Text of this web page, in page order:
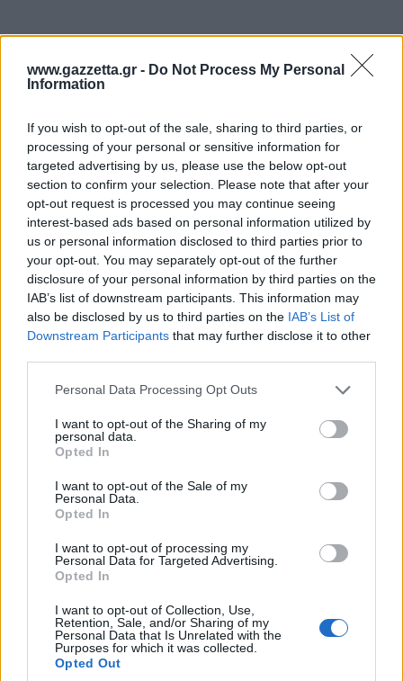
www.gazzetta.gr - Do Not Process My Personal
Information
If you wish to opt-out of the sale, sharing to third parties, or
processing of your personal or sensitive information for
targeted advertising by us, please use the below opt-out
section to confirm your selection. Please note that after your
opt-out request is processed you may continue seeing
interest-based ads based on personal information utilized by
us or personal information disclosed to third parties prior to
your opt-out. You may separately opt-out of the further
disclosure of your personal information by third parties on the
IAB’s list of downstream participants. This information may
also be disclosed by us to third parties on the IAB’s List of
Downstream Participants that may further disclose it to other
Please note that this website/app uses one or more Google
not limited to your visit or usage behaviour. You may click to
grant or deny consent to Google and its third-party tags to
use your data for below specified purposes in below Google
consent section.
Personal Data Processing Opt Outs
I want to opt-out of the Sharing of my
personal data.
Opted In
I want to opt-out of the Sale of my
Personal Data.
Opted In
I want to opt-out of processing my
Personal Data for Targeted Advertising.
Opted In
I want to opt-out of Collection, Use,
Retention, Sale, and/or Sharing of my
Personal Data that Is Unrelated with the
Purposes for which it was collected.
Opted Out
είσαστε πιο δυνατές από το ξεκίνημα με την
Πφέφινγκεν; Γιατί με τις Ελβετίδες δεν φάνηκε να
αντιμετωπίζετε κάποιο πρόβλημα.
«Είχαμε περάσει το πρώτο δύσκολο ματς με την
Ταργκοβίστε και δεν θέλαμε να γίνει το ίδιο. Η
Πφέφινγκεν ήταν μια ομάδα που αντιμετωπίσαμε
και γιαυτό ήρθαν οι εύκολες νίκες. Είχαμε πάθος
για να φτάσουμε ως το τέλος και να πάρουμε την
κούπα. Διψάγαμε όλες και κάθε ματς ήταν ένας